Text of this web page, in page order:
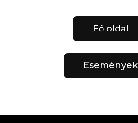
Kapcsolat
Harmónia Bál
Híres Harmóniások
Galéria
Fő oldal
Események